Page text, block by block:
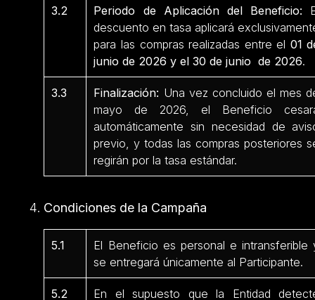
3.2 Periodo de Aplicación del Beneficio:
descuento en tasa aplicará
para las compras realizadas entre el 01
junio de 2026 y el 30 de junio de 2026.
3.3 Finalización: Una vez concluido el mes
mayo de 2026, el Beneficio
automáticamente sin necesidad de
previo, y todas las compras posteriores
regirán por la tasa estándar.
Condiciones de la Campaña
5.1
El Beneficio es personal e intransferible
se entregará únicamente al Participante.
5.2
En el supuesto que la Entidad